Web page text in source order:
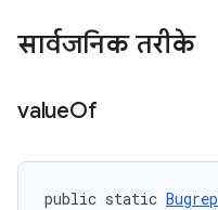
सार्वजनिक तरीके
valueOf
public static